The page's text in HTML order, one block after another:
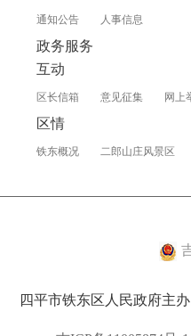
通知公告 人事信息
政务服务
互动
区长信箱 意见征集 网上
区情
铁东概况 二郎山庄风景区
四平市铁东区人民政府主